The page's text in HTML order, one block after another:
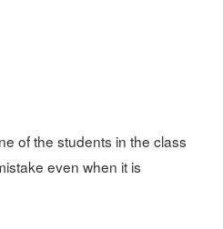
of the students in the class
even when it is